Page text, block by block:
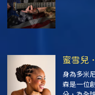
蜜雪兒
身為多米
森是一位